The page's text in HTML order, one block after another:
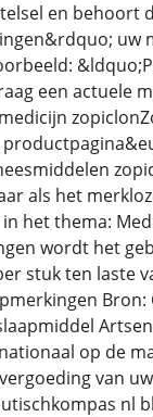
en behoort
uw
een actuele
als het
het thema:
wordt het
stuk ten laste
Bron:
op de
van
nl